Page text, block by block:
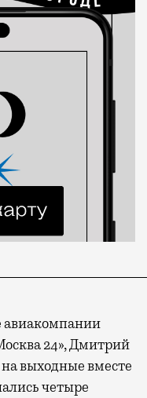
авиакомпании
24», Дмитрий
выходные вместе
четыре